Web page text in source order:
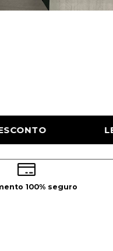
COM 50% DE
100% seguro